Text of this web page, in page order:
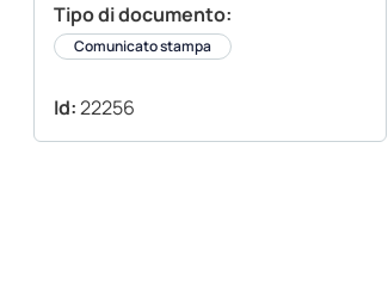
Tipo di documento:
Comunicato stampa
Id:22256